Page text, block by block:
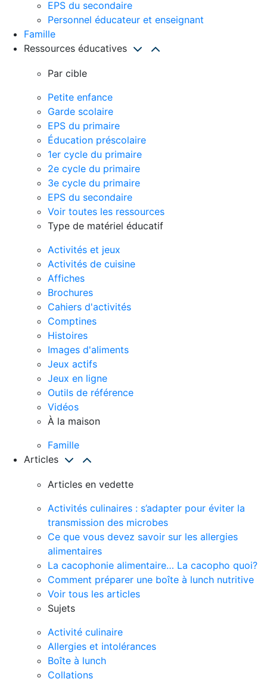
EPS du secondaire
Personnel éducateur et enseignant
Famille
Ressources éducatives
Par cible
Petite enfance
Garde scolaire
EPS du primaire
Éducation préscolaire
1er cycle du primaire
2e cycle du primaire
3e cycle du primaire
EPS du secondaire
Voir toutes les ressources
Type de matériel éducatif
Activités et jeux
Activités de cuisine
Affiches
Brochures
Cahiers d'activités
Comptines
Histoires
Images d'aliments
Jeux actifs
Jeux en ligne
Outils de référence
Vidéos
À la maison
Famille
Articles
Articles en vedette
Activités culinaires : s’adapter pour éviter la
transmission des microbes
Ce que vous devez savoir sur les allergies
alimentaires
La cacophonie alimentaire… La cacopho quoi?
Comment préparer une boîte à lunch nutritive
Voir tous les articles
Sujets
Activité culinaire
Allergies et intolérances
Boîte à lunch
Collations